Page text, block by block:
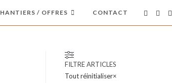
/ OFFRES CONTACT
FILTRE ARTICLES
Tout réinitialiser×